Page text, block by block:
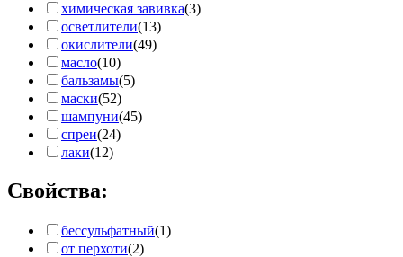
химическая завивка(3)
осветлители(13)
окислители(49)
масло(10)
бальзамы(5)
маски(52)
шампуни(45)
спреи(24)
лаки(12)
Свойства:
бессульфатный(1)
от перхоти(2)